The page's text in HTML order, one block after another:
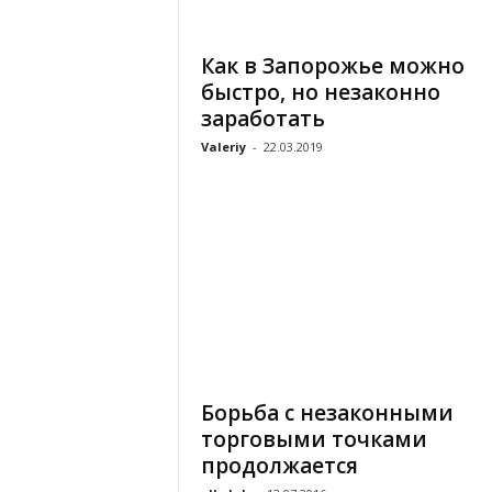
Как в Запорожье можно
быстро, но незаконно
заработать
Valeriy - 22.03.2019
Борьба с незаконными
торговыми точками
продолжается